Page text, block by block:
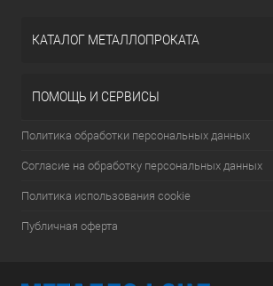
КАТАЛОГ МЕТАЛЛОПРОКАТА
ПОМОЩЬ И СЕРВИСЫ
Политика обработки персональных данных
Согласие на обработку персональных данных
Политика использования cookie
Публичная оферта